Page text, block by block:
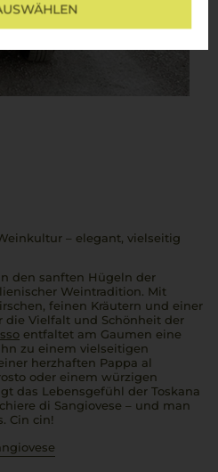
– elegant, vielseitig
den sanften Hügeln der
Weintradition. Mit
feinen Kräutern und einer
die Vielfalt und Schönheit der
entfaltet am Gaumen eine
zu einem vielseitigen
herzhaften Pappa al
oder einem würzigen
das Lebensgefühl der Toskana
di Sangiovese – und man
Cin cin!